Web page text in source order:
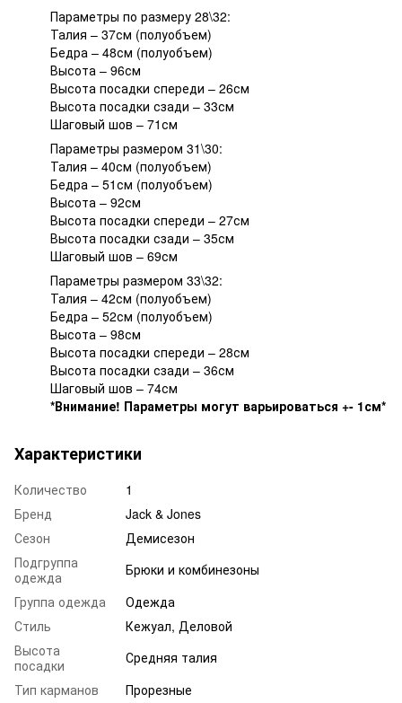
Параметры по размеру 28\32:
Талия – 37см (полуобъем)
Бедра – 48см (полуобъем)
Высота – 96см
Высота посадки спереди – 26см
Высота посадки сзади – 33см
Шаговый шов – 71см
Параметры размером 31\30:
Талия – 40см (полуобъем)
Бедра – 51см (полуобъем)
Высота – 92см
Высота посадки спереди – 27см
Высота посадки сзади – 35см
Шаговый шов – 69см
Параметры размером 33\32:
Талия – 42см (полуобъем)
Бедра – 52см (полуобъем)
Высота – 98см
Высота посадки спереди – 28см
Высота посадки сзади – 36см
Шаговый шов – 74см
*Внимание! Параметры могут варьироваться +- 1см*
Характеристики
Количество
1
Бренд
Jack & Jones
Сезон
Демисезон
Подгруппа
одежда
Брюки и комбинезоны
Группа одежда
Одежда
Стиль
Кежуал, Деловой
Высота
посадки
Средняя талия
Тип карманов
Прорезные